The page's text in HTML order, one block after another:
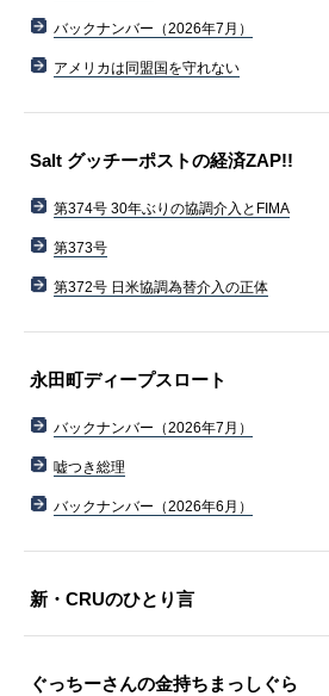
バックナンバー（2026年7月）
アメリカは同盟国を守れない
Salt グッチーポストの経済ZAP!!
第374号 30年ぶりの協調介入とFIMA
第373号
第372号 日米協調為替介入の正体
永田町ディープスロート
バックナンバー（2026年7月）
嘘つき総理
バックナンバー（2026年6月）
新・CRUのひとり言
ぐっちーさんの金持ちまっしぐら